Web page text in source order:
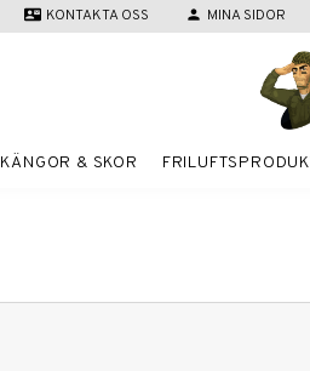
contact_mail KONTAKTA OSS person MINA SIDOR
KÄNGOR & SKOR